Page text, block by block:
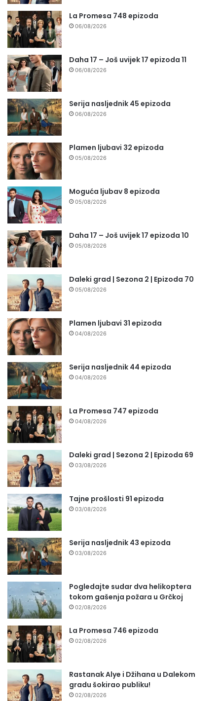
La Promesa 748 epizoda
06/08/2026
Daha 17 – Još uvijek 17 epizoda 11
06/08/2026
Serija nasljednik 45 epizoda
06/08/2026
Plamen ljubavi 32 epizoda
05/08/2026
Moguća ljubav 8 epizoda
05/08/2026
Daha 17 – Još uvijek 17 epizoda 10
05/08/2026
Daleki grad | Sezona 2 | Epizoda 70
05/08/2026
Plamen ljubavi 31 epizoda
04/08/2026
Serija nasljednik 44 epizoda
04/08/2026
La Promesa 747 epizoda
04/08/2026
Daleki grad | Sezona 2 | Epizoda 69
03/08/2026
Tajne prošlosti 91 epizoda
03/08/2026
Serija nasljednik 43 epizoda
03/08/2026
Pogledajte sudar dva helikoptera
tokom gašenja požara u Grčkoj
02/08/2026
La Promesa 746 epizoda
02/08/2026
Rastanak Alye i Džihana u Dalekom
gradu šokirao publiku!
02/08/2026